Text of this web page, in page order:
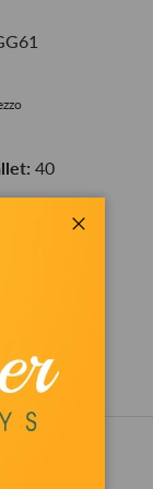
40
hours